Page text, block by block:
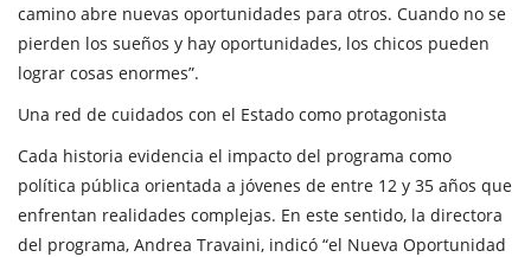
camino abre nuevas oportunidades para otros. Cuando no se
pierden los sueños y hay oportunidades, los chicos pueden
lograr cosas enormes”.
Una red de cuidados con el Estado como protagonista
Cada historia evidencia el impacto del programa como
política pública orientada a jóvenes de entre 12 y 35 años que
enfrentan realidades complejas. En este sentido, la directora
del programa, Andrea Travaini, indicó “el Nueva Oportunidad